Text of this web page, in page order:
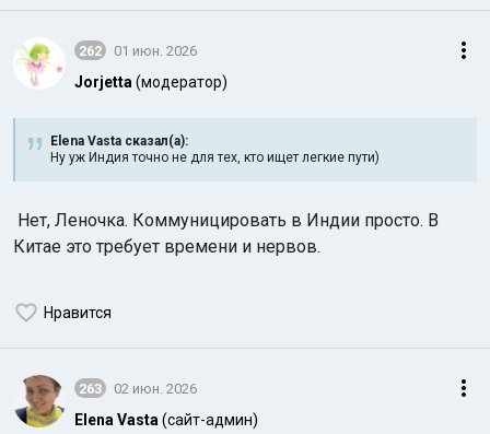
262 01 июн. 2026
Jorjetta (модератор)
Elena Vasta сказал(а):
Ну уж Индия точно не для тех, кто ищет легкие пути)
Нет, Леночка. Коммуницировать в Индии просто. В
Китае это требует времени и нервов.
Нравится
263 02 июн. 2026
Elena Vasta (сайт-админ)